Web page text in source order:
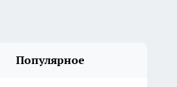
Популярное